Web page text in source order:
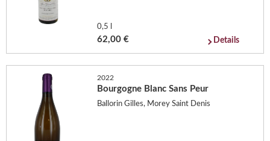
0,5 l
62,00 € Details
2022
Bourgogne Blanc Sans Peur
Ballorin Gilles, Morey Saint Denis